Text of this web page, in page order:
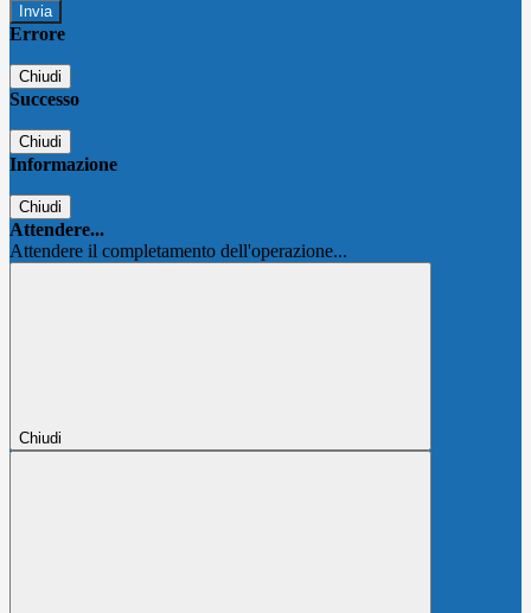
Errore
Chiudi
Successo
Chiudi
Informazione
Chiudi
Attendere...
Attendere il completamento dell'operazione...
Chiudi